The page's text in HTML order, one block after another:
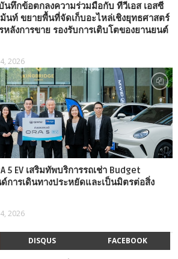
นทึกข้อตกลงความร่วมมือกับ ทีวีเอส เอสซี
ม้นท์ ขยายพื้นที่จัดเก็บอะไหล่เชิงยุทธศาสตร์
ลังการขาย รองรับการเติบโตของยานยนต์
2026
5 EV เสริมทัพบริการรถเช่า Budget
การเดินทางประหยัดและเป็นมิตรต่อสิ่ง
2026
DISQUS FACEBOOK